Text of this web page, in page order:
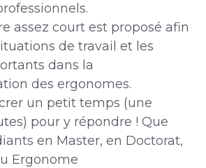
assez court est proposé afin
de travail et les
dans la
des ergonomes.
un petit temps (une
pour y répondre ! Que
en Master, en Doctorat,
Ergonome